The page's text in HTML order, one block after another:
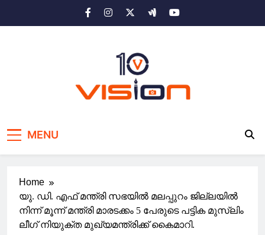
MENU
Home
യു. ഡി. എഫ് മന്ത്രി സഭയിൽ മലപ്പുറം ജില്ലയിൽ
നിന്ന് മൂന്ന് മന്ത്രി മാരടക്കം 5 പേരുടെ പട്ടിക മുസ്‌ലിം
ലീഗ് നിയുക്ത മുഖ്യമന്ത്രിക്ക് കൈമാറി.